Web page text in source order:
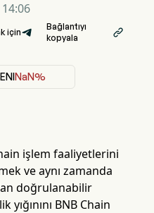
için
Bağlantıyı
kopyala

NaN%
işlem faaliyetlerini
ve aynı zamanda
doğrulanabilir
BNB Chain